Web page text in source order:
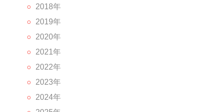
2018年
2019年
2020年
2021年
2022年
2023年
2024年